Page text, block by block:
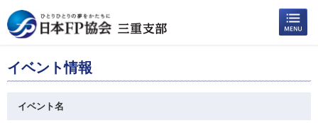
イベント情報
イベント名